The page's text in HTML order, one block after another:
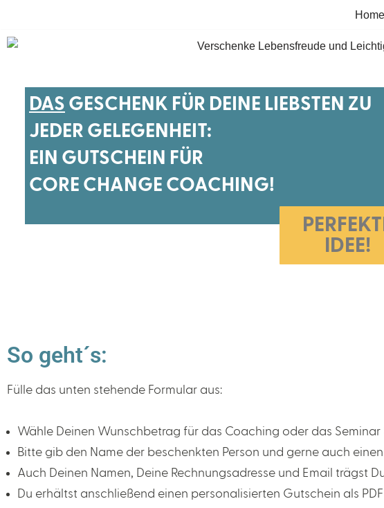
Zum
Home
DAS GESCHENK FÜR DEINE LIEBSTEN ZU
JEDER GELEGENHEIT:
EIN GUTSCHEIN FÜR
CORE CHANGE COACHING!
IDEE!
So geht´s:
Fülle das unten stehende Formular aus:
Wähle Deinen Wunschbetrag für das Coaching oder das Seminar
Bitte gib den Name der beschenkten Person und gerne auch
Auch Deinen Namen, Deine Rechnungsadresse und Email trägst
Du erhältst anschließend einen personalisierten Gutschein als